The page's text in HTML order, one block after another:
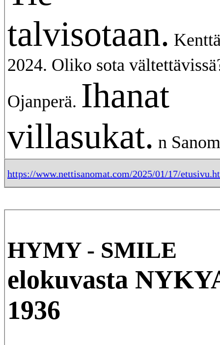
talvisotaan.
2024. Oliko sota
Ojanperä. Ihanat
villasukat. n
https://www.nettisanomat.com/2025/01/17/
HYMY - SMILE
elokuvasta
1936